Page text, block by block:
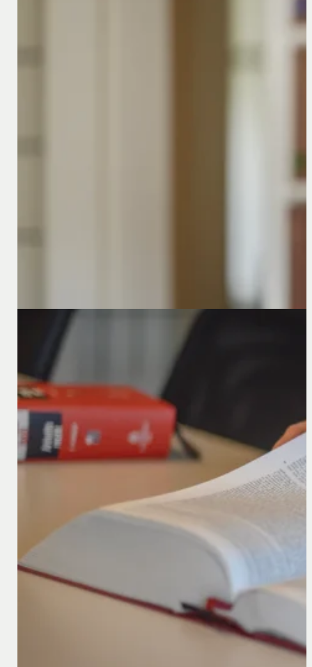
18 februari 2026
Societas Europaea Unificata (S.EU): De Europese
De Europese Unie streeft voortdurend naar
aangekondigd, een mogelijke nieuwe rechtsvorm voor